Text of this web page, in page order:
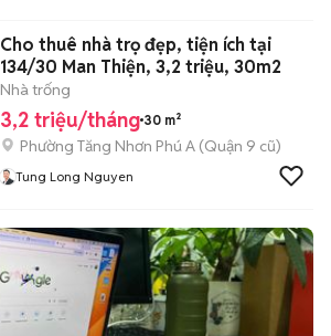
Cho thuê nhà trọ đẹp, tiện ích tại
134/30 Man Thiện, 3,2 triệu, 30m2
Nhà trống
3,2 triệu/tháng 30 m²
Phường Tăng Nhơn Phú A (Quận 9 cũ)
Tung Long Nguyen